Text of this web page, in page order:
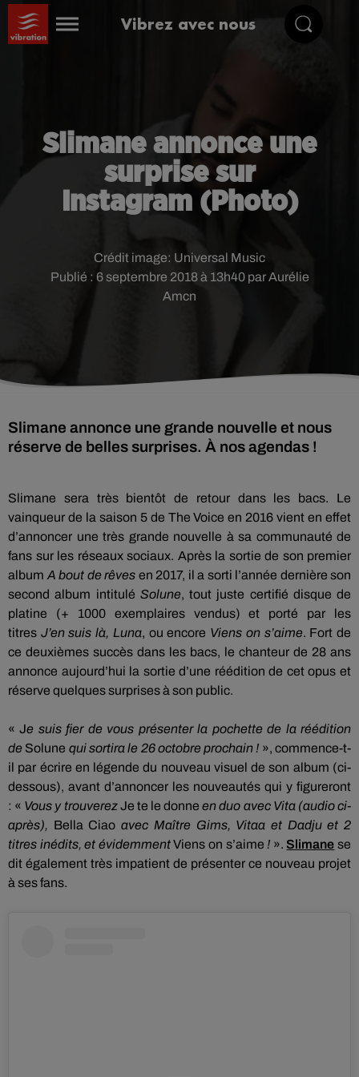
Vibrez avec nous
Slimane annonce une
surprise sur
Instagram (Photo)
Publié : 6 septembre 2018 à 13h40 par Aurélie
Amcn
Crédit image: Universal Music
Slimane annonce une grande nouvelle et nous
réserve de belles surprises. À nos agendas !
Slimane sera très bientôt de retour dans les bacs.
Le
vainqueur de la saison 5 de The Voice en 2016 vient en effet
d’annoncer une très grande nouvelle à sa communauté de
fans sur les réseaux sociaux. Après la sortie de son premier
album A bout de rêves en 2017, il a sorti l’année dernière son
second album intitulé Solune, tout juste certifié disque de
platine
(+ 1000 exemplaires vendus)
et porté par les
titres J’en suis là, Luna, ou encore Viens on s’aime. Fort de
ce deuxièmes succès dans les bacs, le chanteur de 28 ans
annonce aujourd’hui la sortie d’une réédition de cet opus et
réserve quelques surprises à son public.
« Je suis fier de vous présenter la pochette de la réédition
de Solune qui sortira le 26 octobre prochain ! », commence-t-
il par écrire en légende du nouveau visuel de son album (ci-
dessous), avant d’annoncer les nouveautés qui y figureront
: « Vous y trouverezJe te le donne en duo avec Vita (audio ci-
après), Bella Ciaoavec Maître Gims, Vitaa et Dadjuet 2
titres inédits, et évidemmentViens on s’aime ! ». Slimane se
dit également très impatient de présenter ce nouveau projet
à ses fans.